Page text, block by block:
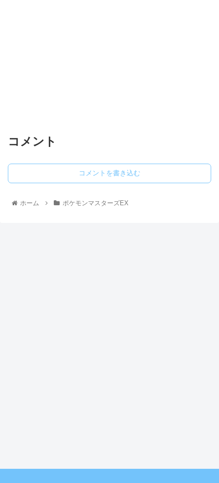
コメント
コメントを書き込む
ホーム ポケモンマスターズEX